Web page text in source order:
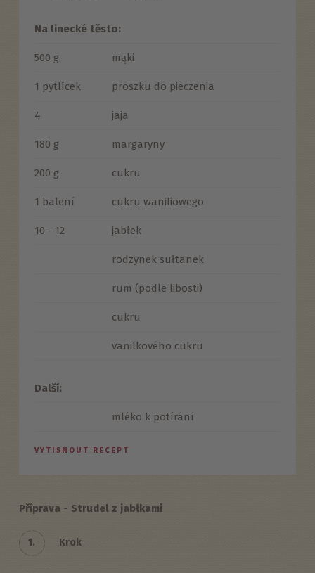
Na linecké těsto:
500 g mąki
1 pytlícek proszku do pieczenia
4 jaja
180 g margaryny
200 g cukru
1 balení cukru waniliowego
10 - 12 jabłek
rodzynek sułtanek
rum (podle libosti)
cukru
vanilkového cukru
Další:
mléko k potírání
VYTISNOUT RECEPT
Příprava - Strudel z jabłkami
1. Krok